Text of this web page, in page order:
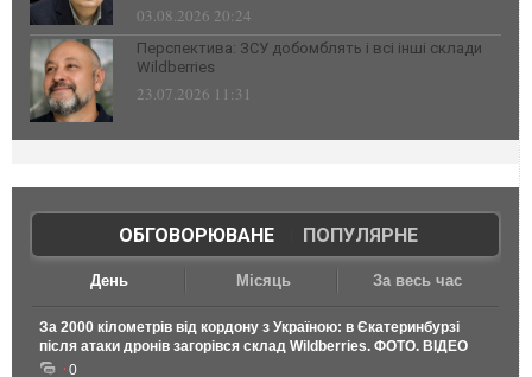
03.08.2026 20:24
Перспектива: ЗСУ добомблять і всі інші склади
Wildberries
23.07.2026 11:31
ОБГОВОРЮВАНЕ| ПОПУЛЯРНЕ
День Місяць За весь час
За 2000 кілометрів від кордону з Україною: в Єкатеринбурзі
після атаки дронів загорівся склад Wildberries. ФОТО. ВІДЕО
0